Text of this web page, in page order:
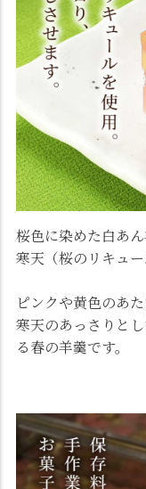
桜色に染めた白あ
寒天（桜のリキュー
ピンクや黄色のあ
寒天のあっさりと
る春の羊羹です。